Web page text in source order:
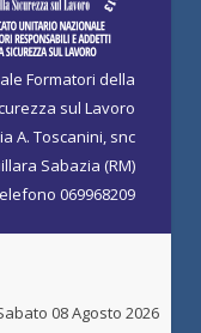
Formatori della
sul Lavoro
A. Toscanini, snc
Sabazia (RM)
069968209
08 Agosto 2026